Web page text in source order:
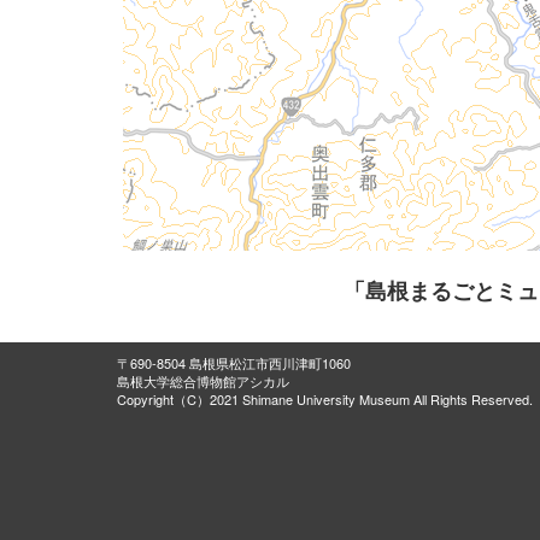
「島根まるごとミ
〒690-8504 島根県松江市西川津町1060
島根大学総合博物館アシカル
Copyright（C）2021 Shimane University Museum All Rights Reserved.